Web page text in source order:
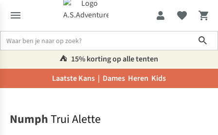
⛺️ 15% korting op alle tenten
Laatste Kans | Dames Heren Kids
NumphTrui Alette